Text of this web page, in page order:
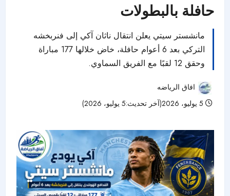
حافلة بالبطولات
مانشستر سيتي يعلن انتقال ناثان آكي إلى فنربخشه
التركي بعد 6 أعوام حافلة، خاض خلالها 177 مباراة
وحقق 12 لقبًا مع الفريق السماوي.
افاق الرياضه